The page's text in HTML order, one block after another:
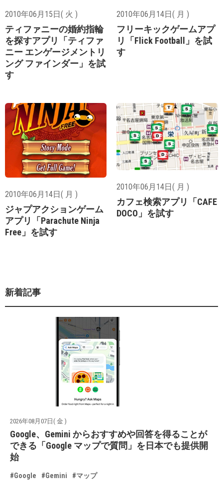
2010年06月15日( 火 )
ティファニーの婚約指輪
を探すアプリ「ティファ
ニー エンゲージメントリ
ング ファインダー」を試
す
2010年06月14日( 月 )
フリーキックゲームアプ
リ「Flick Football」を試
す
2010年06月14日( 月 )
ジャプアクションゲーム
アプリ「Parachute Ninja
Free」を試す
2010年06月14日( 月 )
カフェ検索アプリ「CAFE
DOCO」を試す
新着記事
2026年08月07日( 金 )
Google、Gemini からおすすめや回答を得ることが
できる「Google マップで質問」を日本でも提供開
始
#Google #Gemini #マップ